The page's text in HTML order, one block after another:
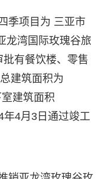
季项目为 三亚市
龙湾国际玫瑰谷旅
批有餐饮楼、零售
建筑面积为
建筑面积
年4月3日通过竣工